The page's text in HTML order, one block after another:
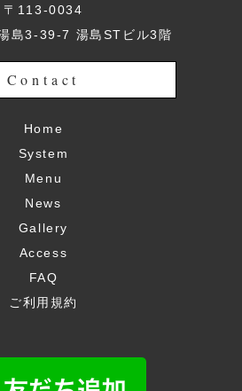
〒113-0034
島3-39-7 湯島STビル3階
Contact
Home
System
Menu
News
Gallery
Access
FAQ
ご利用規約